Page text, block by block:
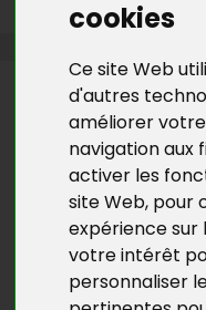
cookies
Ce site Web
d'autres
améliorer
navigation aux
activer les
site Web, pour
expérience sur
votre intérêt
personnaliser
L’ACTU
UN
PAR LA
Quelle estla
Dois-je déposermon
temps que mon